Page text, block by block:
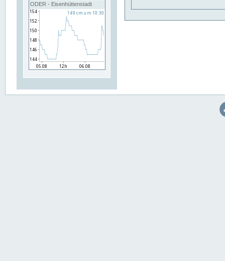
ODER - Eisenhüttenstadt